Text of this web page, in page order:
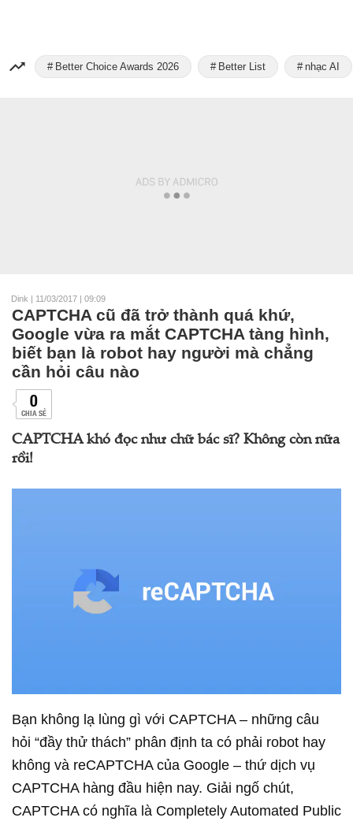
Better Choice Awards 2026 Better List nhạc AI
Dink | 11/03/2017 | 09:09
CAPTCHA cũ đã trở thành quá khứ,
Google vừa ra mắt CAPTCHA tàng hình,
biết bạn là robot hay người mà chẳng
cần hỏi câu nào
0
CHIA SẺ
CAPTCHA khó đọc như chữ bác sĩ? Không còn nữa
rồi!
Bạn không lạ lùng gì với CAPTCHA – những câu
hỏi “đầy thử thách” phân định ta có phải robot hay
không và reCAPTCHA của Google – thứ dịch vụ
CAPTCHA hàng đầu hiện nay. Giải ngố chút,
CAPTCHA có nghĩa là Completely Automated Public